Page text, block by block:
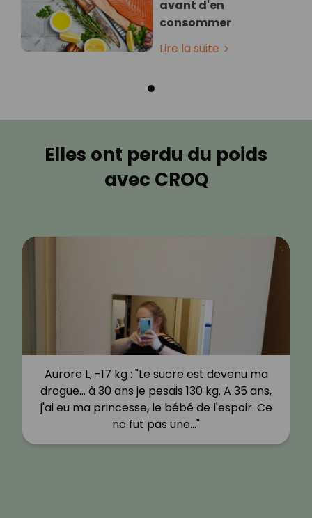
avant d'en
consommer
Lire la suite
Elles ont perdu du poids
avec CROQ
Aurore L, -17 kg : "Le sucre est devenu ma
drogue… à 30 ans je pesais 130 kg. A 35 ans,
j'ai eu ma princesse, le bébé de l'espoir. Ce
ne fut pas une…"